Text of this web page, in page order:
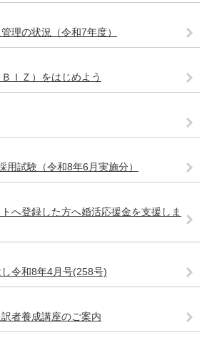
理の状況（令和7年度）
ＩＺ）をはじめよう
用試験（令和8年6月実施分）
へ登録した方へ婚活応援金を支援しま
令和8年4月号(258号)
者養成講座のご案内